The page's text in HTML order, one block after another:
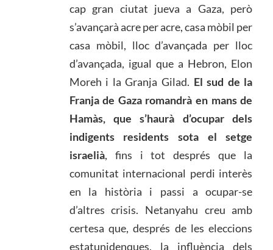
cap gran ciutat jueva a Gaza, però
s’avançarà acre per acre, casa mòbil per
casa mòbil, lloc d’avançada per lloc
d’avançada, igual que a Hebron, Elon
Moreh i la Granja Gilad. El sud de la
Franja de Gaza romandrà en mans de
Hamàs, que s’haurà d’ocupar dels
indigents residents sota el setge
israelià, fins i tot després que la
comunitat internacional perdi interès
en la història i passi a ocupar-se
d’altres crisis. Netanyahu creu amb
certesa que, després de les eleccions
estatunidenques, la influència dels